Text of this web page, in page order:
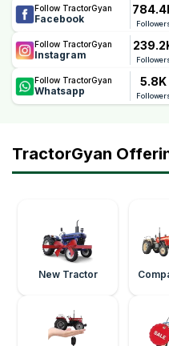
Follow TractorGyan
Facebook
Follow TractorGyan
Instagram
Follow TractorGyan
Whatsapp
5.8K
TractorGyan
New Tractor